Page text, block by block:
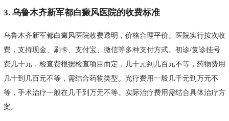
3. 乌鲁木齐新军都白癜风医院的收费标准
乌鲁木齐新军都白癜风医院收费透明，价格合理平价。医院实行按次收
费，支持现金、刷卡、支付宝、微信等多种支付方式。初诊/复诊挂号
费几十元，检查费根据检查项目而定，几十元到几百元不等，药物费用
几十到几百元不等，需结合药物类型。光疗费用一般几千元到万元不
等，手术治疗一般在几千到万元不等。实际治疗费用需结合具体治疗方
案。